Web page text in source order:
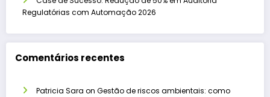
Regulatórias com Automação 2026
Comentários recentes
Patricia Sara on Gestão de riscos ambientais: como